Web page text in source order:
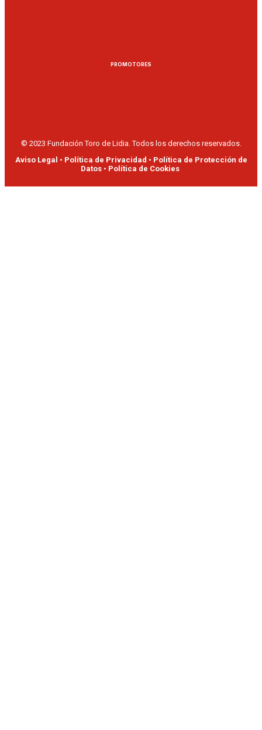
PROMOTORES
© 2023 Fundación Toro de Lidia. Todos los derechos reservados.
Aviso Legal • Política de Privacidad • Política de Protección de
Datos • Política de Cookies